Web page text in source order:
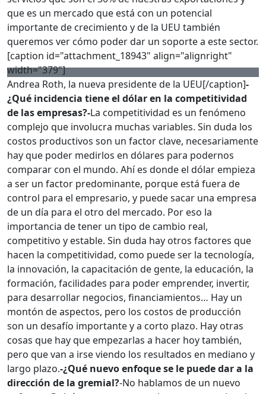
que es un mercado que está con un potencial
importante de crecimiento y de la UEU también
queremos ver cómo poder dar un soporte a este sector.
[caption id="attachment_18943" align="alignright"
width="379"]
Andrea Roth, la nueva presidente de la UEU[/caption]-
¿Qué incidencia tiene el dólar en la competitividad
de las empresas?-La competitividad es un fenómeno
complejo que involucra muchas variables. Sin duda los
costos productivos son un factor clave, necesariamente
hay que poder medirlos en dólares para podernos
comparar con el mundo. Ahí es donde el dólar empieza
a ser un factor predominante, porque está fuera de
control para el empresario, y puede sacar una empresa
de un día para el otro del mercado. Por eso la
importancia de tener un tipo de cambio real,
competitivo y estable. Sin duda hay otros factores que
hacen la competitividad, como puede ser la tecnología,
la innovación, la capacitación de gente, la educación, la
formación, facilidades para poder emprender, invertir,
para desarrollar negocios, financiamientos… Hay un
montón de aspectos, pero los costos de producción
son un desafío importante y a corto plazo. Hay otras
cosas que hay que empezarlas a hacer hoy también,
pero que van a irse viendo los resultados en mediano y
largo plazo.-¿Qué nuevo enfoque se le puede dar a la
dirección de la gremial?-No hablamos de un nuevo